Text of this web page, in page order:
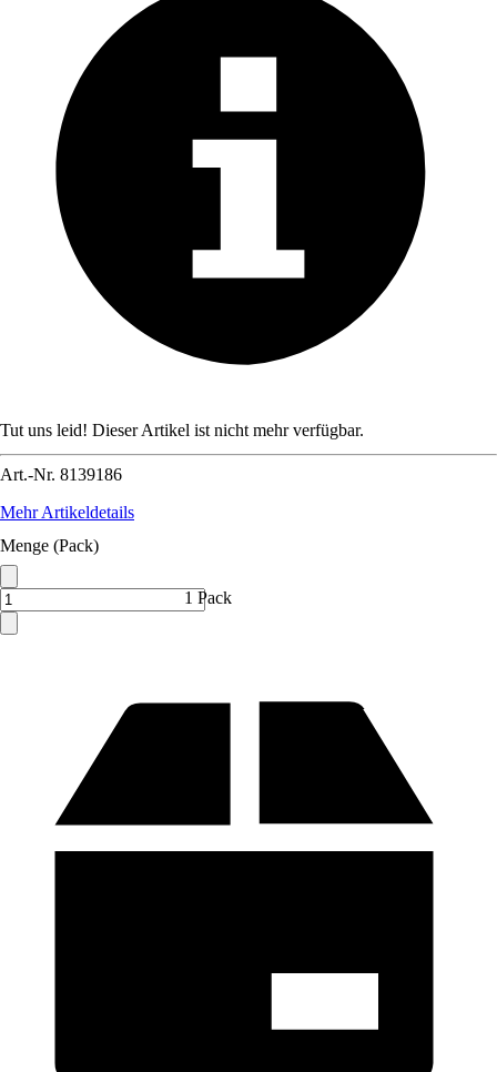
Tut uns leid! Dieser Artikel ist nicht mehr verfügbar.
Art.-Nr. 8139186
Mehr Artikeldetails
Menge (Pack)
1 Pack